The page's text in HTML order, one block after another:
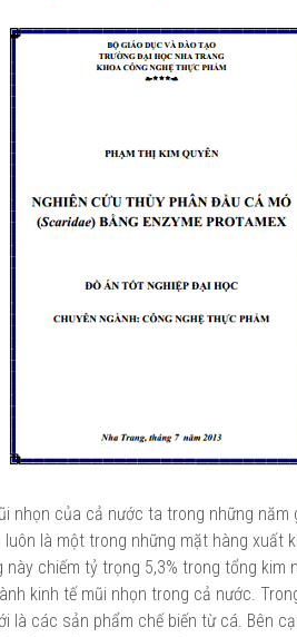
nhọn của cả nước ta trong những
là một trong những mặt hàng xuất
này chiếm tỷ trọng 5,3% trong tổng
kinh tế mũi nhọn trong cả nước.
là các sản phẩm chế biến từ cá. Bên